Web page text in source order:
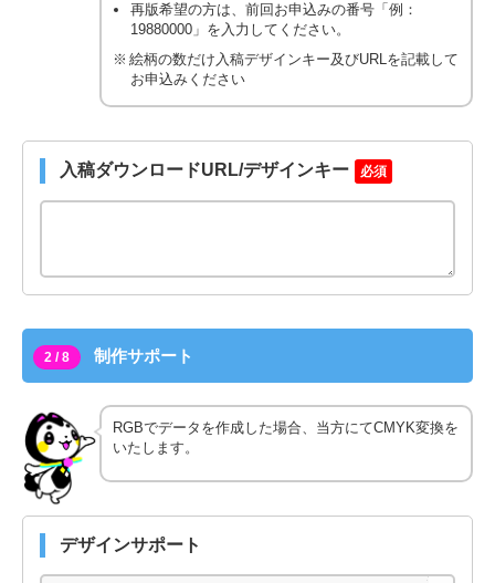
再版希望の方は、前回お申込みの番号「例：
19880000」を入力してください。
絵柄の数だけ入稿デザインキー及びURLを記載して
お申込みください
入稿ダウンロードURL/デザインキー 必須
2 / 8 制作サポート
RGBでデータを作成した場合、当方にてCMYK変換を
いたします。
デザインサポート